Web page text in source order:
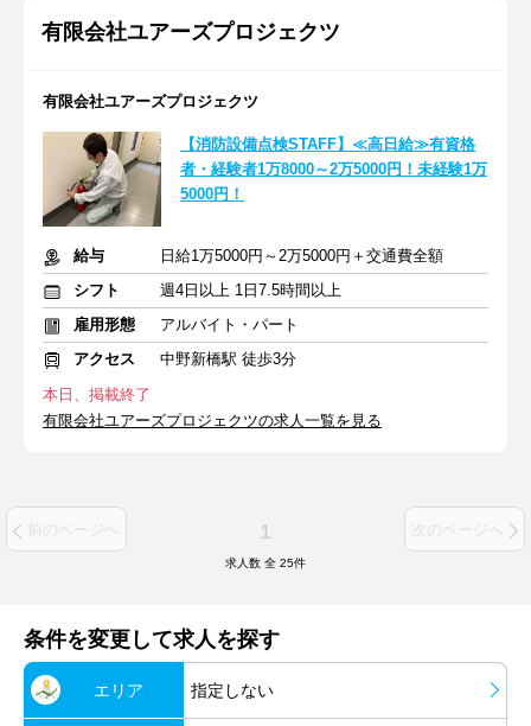
有限会社ユアーズプロジェクツ
有限会社ユアーズプロジェクツ
【消防設備点検STAFF】≪高日給≫有資格
者・経験者1万8000～2万5000円！未経験1万
5000円！
給与
日給1万5000円～2万5000円＋交通費全額
シフト
週4日以上 1日7.5時間以上
雇用形態
アルバイト・パート
アクセス
中野新橋駅 徒歩3分
本日、掲載終了
有限会社ユアーズプロジェクツの求人一覧を見る
前のページへ 1 次のページへ
求人数 全 25件
条件を変更して求人を探す
エリア 指定しない